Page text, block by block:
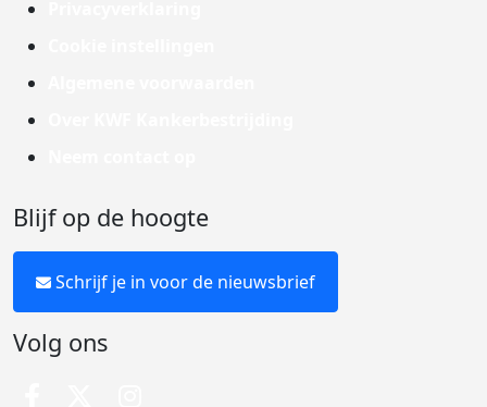
Blijf op de hoogte
Schrijf je in voor de nieuwsbrief
Volg ons